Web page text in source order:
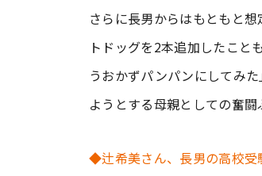
さらに長男からはもともと
トドッグを2本追加したこと
うおかずパンパンにしてみ
ようとする母親としての奮闘
◆辻希美さん、長男の高校受